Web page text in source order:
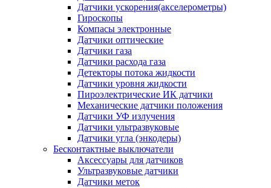
Датчики ускорения(акселерометры)
Гироскопы
Компасы электронные
Датчики оптические
Датчики газа
Датчики расхода газа
Детекторы потока жидкости
Датчики уровня жидкости
Пироэлектрические ИК датчики
Механические датчики положения
Датчики УФ излучения
Датчики ультразвуковые
Датчики угла (энкодеры)
Бесконтактные выключатели
Аксессуары для датчиков
Ультразвуковые датчики
Датчики меток